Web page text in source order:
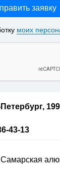
заявку
моих
43-13